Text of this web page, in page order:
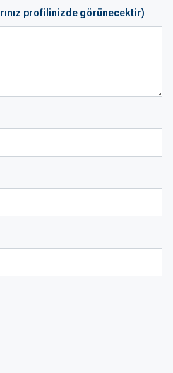
profilinizde görünecektir)